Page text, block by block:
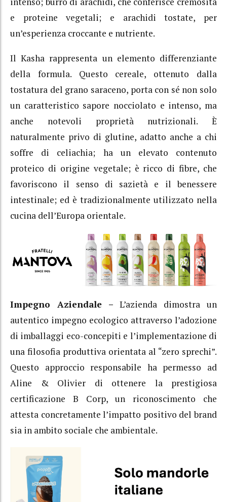
e proteine vegetali; e arachidi tostate, per
un’esperienza croccante e nutriente.
Il Kasha rappresenta un elemento differenziante
della formula. Questo cereale, ottenuto dalla
tostatura del grano saraceno, porta con sé non solo
un caratteristico sapore nocciolato e intenso, ma
anche notevoli proprietà nutrizionali. È
naturalmente privo di glutine, adatto anche a chi
soffre di celiachia; ha un elevato contenuto
proteico di origine vegetale; è ricco di fibre, che
favoriscono il senso di sazietà e il benessere
intestinale; ed è tradizionalmente utilizzato nella
cucina dell’Europa orientale.
Impegno Aziendale –L’azienda dimostra un
autentico impegno ecologico attraverso l’adozione
di imballaggi eco-concepiti e l’implementazione di
una filosofia produttiva orientata al “zero sprechi”.
Questo approccio responsabile ha permesso ad
Aline & Olivier di ottenere la prestigiosa
certificazione B Corp, un riconoscimento che
attesta concretamente l’impatto positivo del brand
sia in ambito sociale che ambientale.